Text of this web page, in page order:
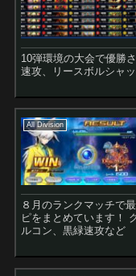
10弾環境の大会で優勝
速攻、リースボルシャ
All Division
８月のランクマッチで
ピをまとめています！
ルコン、黒緑速攻など